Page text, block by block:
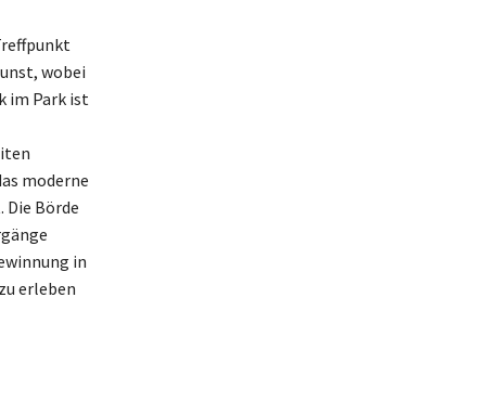
wobei
im Park ist
moderne
Börde
in
erleben